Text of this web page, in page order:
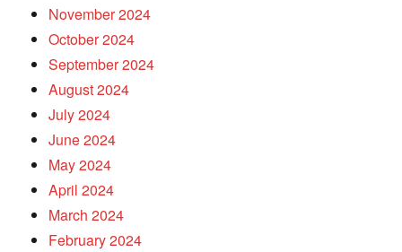
November 2024
October 2024
September 2024
August 2024
July 2024
June 2024
May 2024
April 2024
March 2024
February 2024